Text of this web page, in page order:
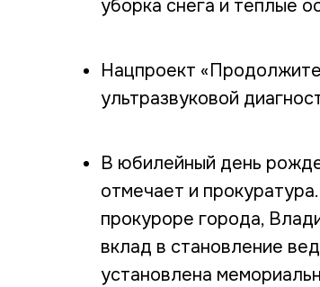
уборка снега и теплые
Нацпроект
ультразвуковой
В юбилейный день
отмечает и
прокуроре города,
вклад в становление
установлена